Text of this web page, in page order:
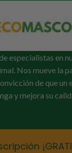
especialistas en
Nos mueve la
de que un
y mejora su